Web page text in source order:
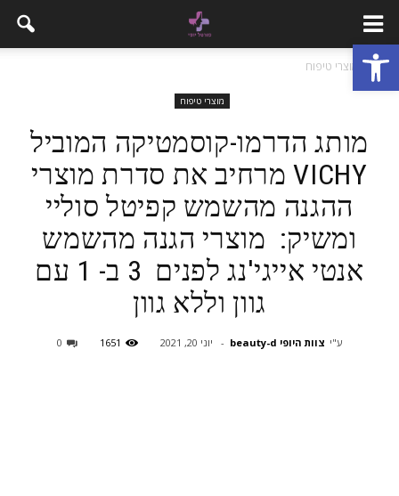
פתח סרגל נגישות
בית מוצרי טיפוח
מוצרי טיפוח
מותג הדרמו-קוסמטיקה המוביל
VICHY מרחיב את סדרת מוצרי
ההגנה מהשמש קפיטל סוליי
ומשיק: מוצרי הגנה מהשמש
אנטי אייגי'נג לפנים 3 ב- 1 עם
גוון וללא גוון
ע"י צוות היופי beauty-d - יוני 20, 2021 1651
0